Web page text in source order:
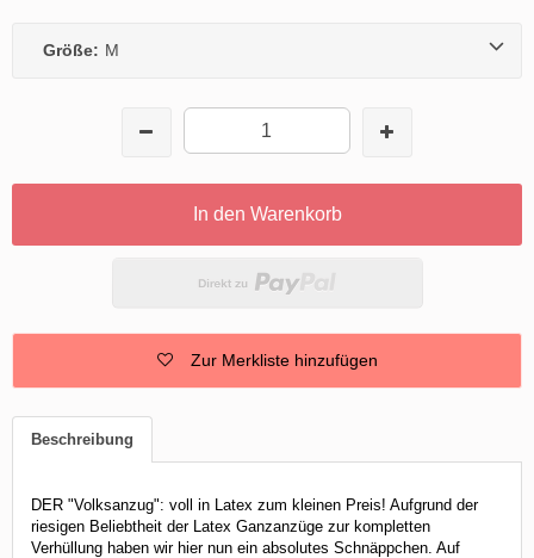
Größe: M
In den Warenkorb
Zur Merkliste hinzufügen
Beschreibung
DER "Volksanzug": voll in Latex zum kleinen Preis! Aufgrund der
riesigen Beliebtheit der Latex Ganzanzüge zur kompletten
Verhüllung haben wir hier nun ein absolutes Schnäppchen. Auf